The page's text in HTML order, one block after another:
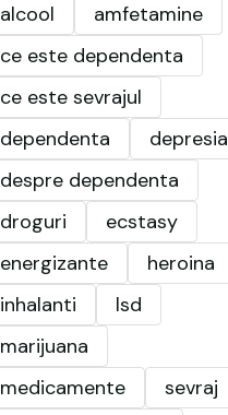
alcool
amfetamine
ce este dependenta
ce este sevrajul
dependenta
depresia
despre dependenta
droguri
ecstasy
energizante
heroina
inhalanti
lsd
marijuana
medicamente
sevraj